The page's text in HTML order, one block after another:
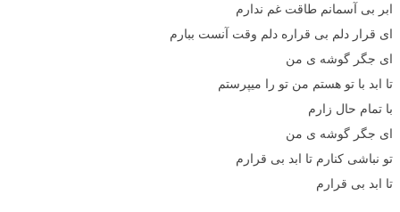
ابر بی آسمانم طاقت غم ندارم
ای قرار دلم بی قراره دلم وقت آنست ببارم
ای جگر گوشه ی من
تا ابد با تو هستم من تو را میپرستم
با تمام حال زارم
ای جگر گوشه ی من
تو نباشی کنارم تا ابد بی قرارم
تا ابد بی قرارم